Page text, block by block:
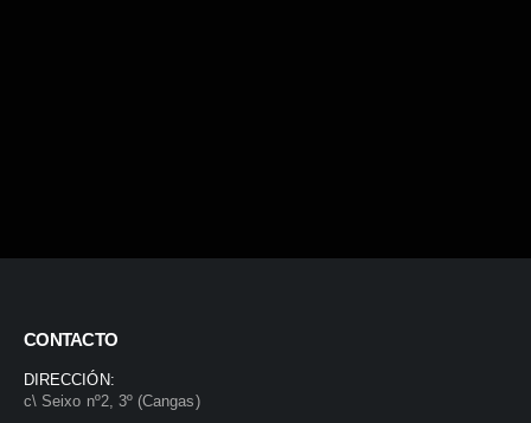
CONTACTO
DIRECCIÓN:
c\ Seixo nº2, 3º (Cangas)